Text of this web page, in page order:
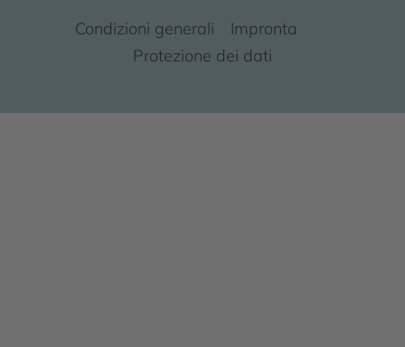
Condizioni generali
Impronta
Protezione dei dati